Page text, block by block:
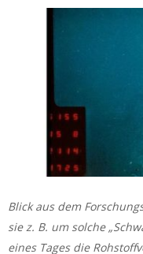
Blick aus dem
sie z. B. um solche
eines Tages die